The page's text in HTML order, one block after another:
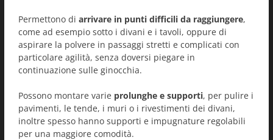
Permettono di arrivare in punti difficili da raggiungere,
come ad esempio sotto i divani e i tavoli, oppure di
aspirare la polvere in passaggi stretti e complicati con
particolare agilità, senza doversi piegare in
continuazione sulle ginocchia.
Possono montare varie prolunghe e supporti, per pulire i
pavimenti, le tende, i muri o i rivestimenti dei divani,
inoltre spesso hanno supporti e impugnature regolabili
per una maggiore comodità.